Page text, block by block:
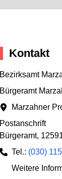
Kontakt
Bezirksamt
Bürgeramt
Marzahner
Postanschrift
Bürgeramt,
Tel.: (030) 115
Weitere